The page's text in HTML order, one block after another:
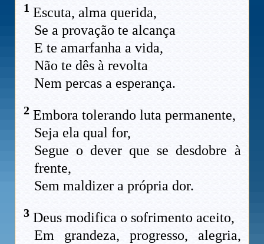
1 Escuta, alma querida,
Se a provação te alcança
E te amarfanha a vida,
Não te dês à revolta
Nem percas a esperança.
2Embora tolerando luta permanente,
Seja ela qual for,
Segue o dever que se desdobre à
frente,
Sem maldizer a própria dor.
3Deus modifica o sofrimento aceito,
Em grandeza, progresso, alegria,